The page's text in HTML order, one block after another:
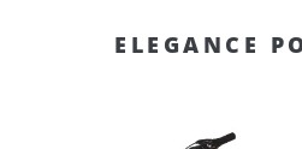
ELEGANCE